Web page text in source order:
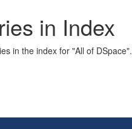
in Index
in the index for "All of DSpace".